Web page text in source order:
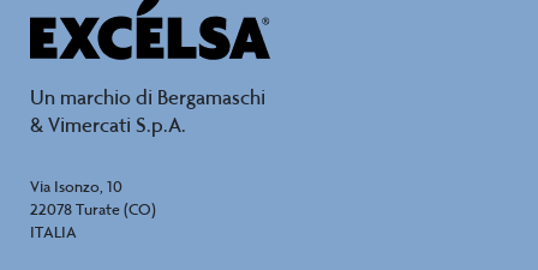
Un marchio di Bergamaschi
& Vimercati S.p.A.
Via Isonzo, 10
22078 Turate (CO)
ITALIA